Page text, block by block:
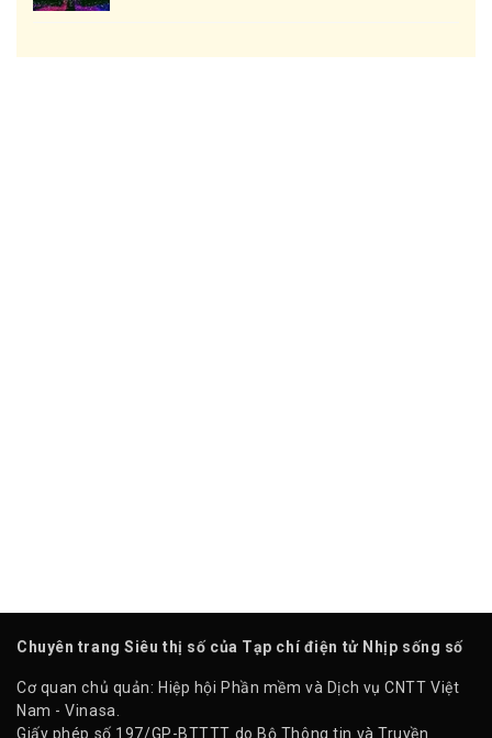
Chuyên trang Siêu thị số của Tạp chí điện tử Nhịp sống số
Cơ quan chủ quản: Hiệp hội Phần mềm và Dịch vụ CNTT Việt
Nam - Vinasa.
Giấy phép số 197/GP-BTTTT do Bộ Thông tin và Truyền